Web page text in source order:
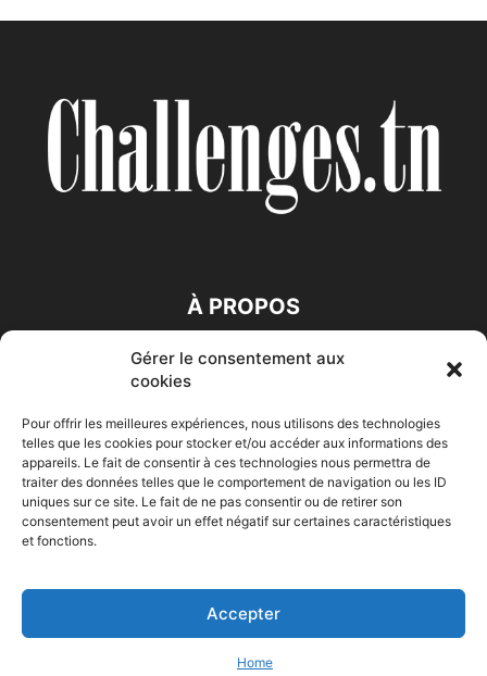
Gérer le consentement aux
cookies
Pour offrir les meilleures expériences, nous utilisons des technologies
telles que les cookies pour stocker et/ou accéder aux informations des
appareils. Le fait de consentir à ces technologies nous permettra de
traiter des données telles que le comportement de navigation ou les ID
uniques sur ce site. Le fait de ne pas consentir ou de retirer son
consentement peut avoir un effet négatif sur certaines caractéristiques
et fonctions.
Accepter
Home
À PROPOS
SUIVEZ NOUS
Accueil Economie Entreprises Entrepreneur Afrique
HIGH-TECH Auto-Moto
© Challenges.tn By AAKOM.DIGITAL